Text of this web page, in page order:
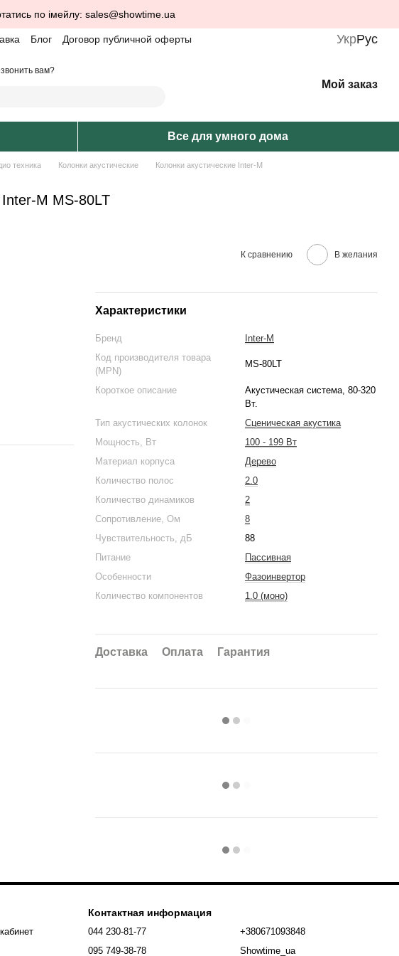
по імейлу: sales@showtime.ua
Блог Договор публичной оферты УкрРус
вам?
Мой заказ
Все для умного дома
техника Колонки акустические
Колонки акустические Inter-M
Inter-M MS-80LT
К сравнению В желания
Характеристики
Бренд
Inter-M
Код производителя товара
(MPN)
MS-80LT
Короткое описание
Акустическая система, 80-320
Вт.
Тип акустических колонок
Сценическая акустика
Мощность, Вт
100 - 199 Вт
Материал корпуса
Дерево
Количество полос
2.0
Количество динамиков
2
Сопротивление, Ом
8
Чувствительность, дБ
88
Питание
Пассивная
Особенности
Фазоинвертор
Количество компонентов
1.0 (моно)
Доставка Оплата Гарантия
Контактная информация
044 230-81-77
095 749-38-78
+380671093848
Showtime_ua